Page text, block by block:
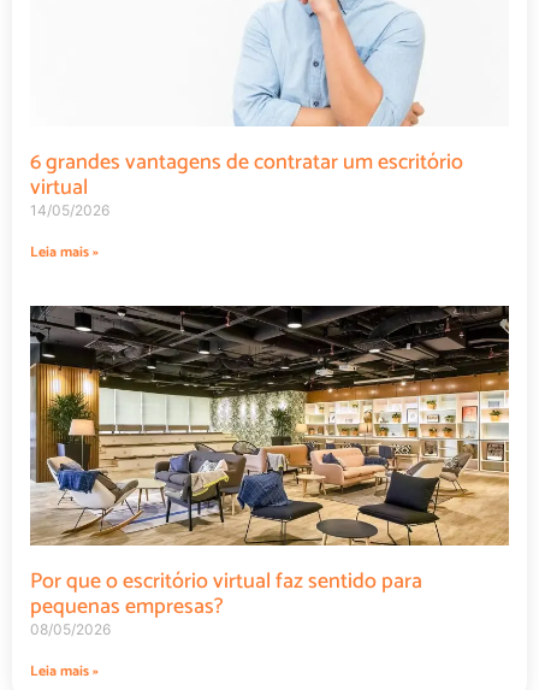
6 grandes vantagens de contratar um escritório
virtual
14/05/2026
Leia mais »
Por que o escritório virtual faz sentido para
pequenas empresas?
08/05/2026
Leia mais »